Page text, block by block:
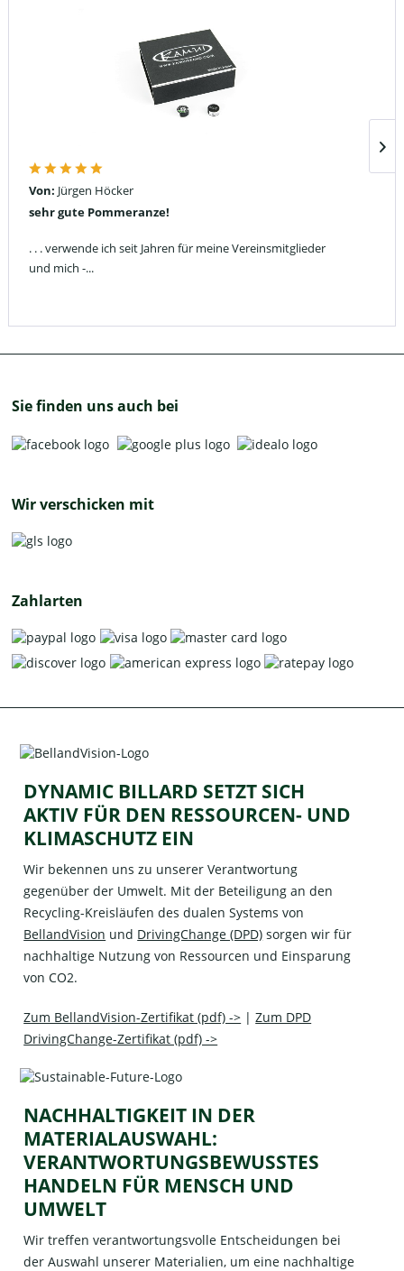
Von: Jürgen Höcker
sehr gute Pommeranze!
. . . verwende ich seit Jahren für meine Vereinsmitglieder
und mich -...
Sie finden uns auch bei
Wir verschicken mit
Zahlarten
DYNAMIC BILLARD SETZT SICH
AKTIV FÜR DEN RESSOURCEN- UND
KLIMASCHUTZ EIN
Wir bekennen uns zu unserer Verantwortung
gegenüber der Umwelt. Mit der Beteiligung an den
Recycling-Kreisläufen des dualen Systems von
BellandVision und DrivingChange (DPD) sorgen wir für
nachhaltige Nutzung von Ressourcen und Einsparung
von CO2.
Zum BellandVision-Zertifikat (pdf) -> |Zum DPD
DrivingChange-Zertifikat (pdf) ->
NACHHALTIGKEIT IN DER
MATERIALAUSWAHL:
VERANTWORTUNGSBEWUSSTES
HANDELN FÜR MENSCH UND
UMWELT
Wir treffen verantwortungsvolle Entscheidungen bei
der Auswahl unserer Materialien, um eine nachhaltige